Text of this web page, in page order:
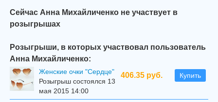
Сейчас Анна Михайличенко не участвует в
розыгрышах
Розыгрыши, в которых участвовал пользователь
Анна Михайличенко:
406.35 руб. Купить
Женские очки "Сердце"
Розыгрыш состоялся 13
мая 2015 14:00